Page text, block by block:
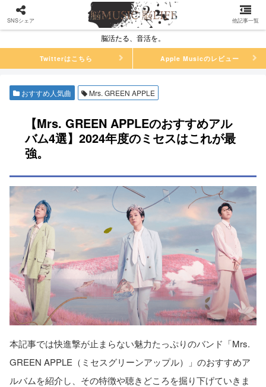
脳活たる、音活を。
Twitterはこちら Apple Musicのレビュー
おすすめ人気曲 Mrs. GREEN APPLE
【Mrs. GREEN APPLEのおすすめアル
バム4選】2024年度のミセスはこれが最
強。
本記事では快進撃が止まらない魅力たっぷりのバンド「Mrs.
GREEN APPLE（ミセスグリーンアップル）」のおすすめア
ルバムを紹介し、その特徴や聴きどころを掘り下げていきま
SNSシェア 他記事一覧